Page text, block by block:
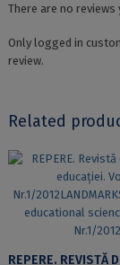
There are no reviews
Only logged in
review.
Related